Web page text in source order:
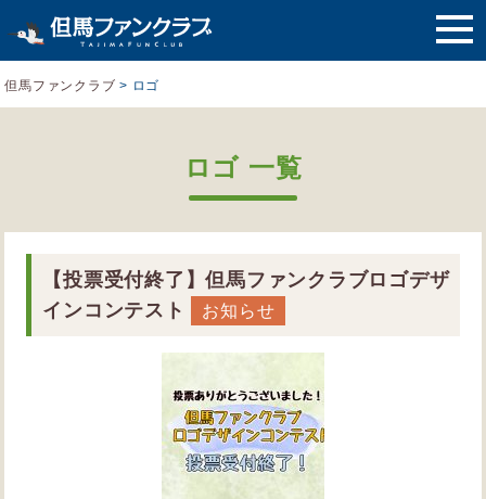
但馬ファンクラブ > ロゴ
ロゴ 一覧
【投票受付終了】但馬ファンクラブロゴデザ
インコンテスト
お知らせ